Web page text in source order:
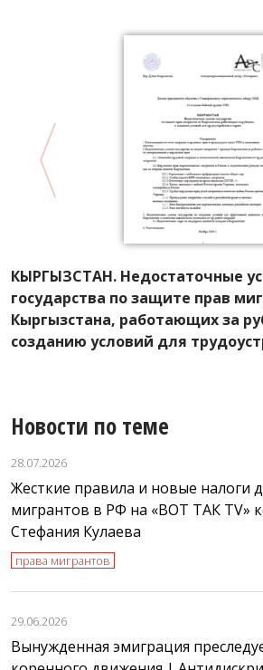
КЫРГЫЗСТАН. Недостаточные
государства по защите прав
Кыргызстана, работающих за
созданию условий для
Новости по теме
28.07.2026
Жесткие правила и новые налоги
мигрантов в РФ на «ВОТ ТАК TV»
Стефания Кулаева
права мигрантов
29.06.2026
Вынужденная эмиграция